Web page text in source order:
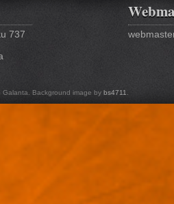
737
Background image by bs4711